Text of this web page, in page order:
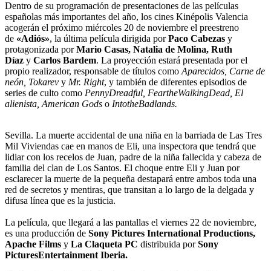
Dentro de su programación de presentaciones de las películas
españolas más importantes del año, los cines Kinépolis Valencia
acogerán el próximo miércoles 20 de noviembre el preestreno
de «Adiós», la última película dirigida porPaco Cabezas y
protagonizada porMario Casas, Natalia de Molina, Ruth
Díaz y Carlos Bardem. La proyección estará presentada por el
propio realizador, responsable de títulos como Aparecidos, Carne de
neón, Tokarev y Mr. Right, y también de diferentes episodios de
series de culto como PennyDreadful, FeartheWalkingDead, El
alienista, American Gods o IntotheBadlands.
Sevilla. La muerte accidental de una niña en la barriada de Las Tres
Mil Viviendas cae en manos de Eli, una inspectora que tendrá que
lidiar con los recelos de Juan, padre de la niña fallecida y cabeza de
familia del clan de Los Santos. El choque entre Eli y Juan por
esclarecer la muerte de la pequeña destapará entre ambos toda una
red de secretos y mentiras, que transitan a lo largo de la delgada y
difusa línea que es la justicia.
La película, que llegará a las pantallas el viernes 22 de noviembre,
es una producción de Sony Pictures International Productions,
Apache Films y La Claqueta PC distribuida porSony
PicturesEntertainment Iberia.